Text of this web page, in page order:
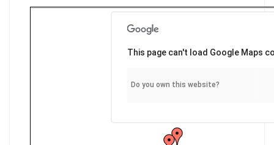
This page can't load Google Maps
Do you own this website?